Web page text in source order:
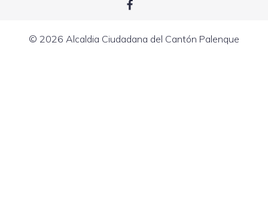
© 2026 Alcaldia Ciudadana del Cantón Palenque